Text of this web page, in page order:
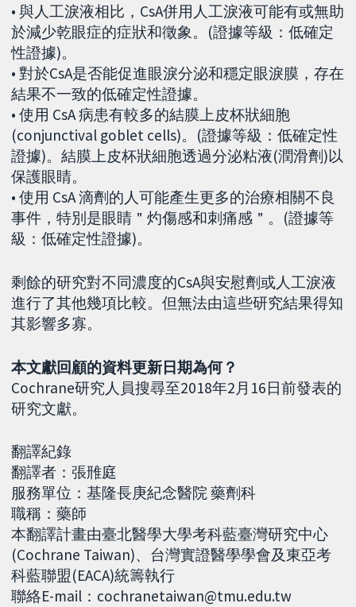
• 與人工淚液相比，CsA併用人工淚液可能有或無助
於減少乾眼症的症狀和徵象。(證據等級：低確定
性證據)。
• 對於CsA是否能促進眼淚分泌和穩定眼淚膜，存在
結果不一致的低確定性證據。
• 使用 CsA 病患有較多的結膜上皮杯狀細胞
(conjunctival goblet cells)。(證據等級：低確定性
證據)。結膜上皮杯狀細胞透過分泌粘液(潤滑劑)以
保護眼睛。
• 使用 CsA 滴劑的人可能產生更多的治療相關不良
事件，特別是眼睛＂灼傷感和刺痛感＂。(證據等
級：低確定性證據)。
剩餘的研究對不同濃度的CsA與安慰劑或人工淚液
進行了其他幾項比較。但無法由這些研究結果得知
其影響多寡。
本文獻回顧的資料更新日期為何？
Cochrane研究人員搜尋至2018年2月16日前發表的
研究文獻。
翻譯紀錄
翻譯者：張雃庭
服務單位：基隆長庚紀念醫院 藥劑科
職稱：藥師
本翻譯計畫由臺北醫學大學考科藍臺灣研究中心
(Cochrane Taiwan)、台灣實證醫學學會及東亞考
科藍聯盟(EACA)統籌執行
聯絡E-mail：cochranetaiwan@tmu.edu.tw